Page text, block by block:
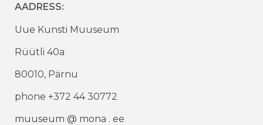
AADRESS:
Uue Kunsti Muuseum
Rüütli 40a
80010, Pärnu
phone +372 44 30772
muuseum @ mona . ee